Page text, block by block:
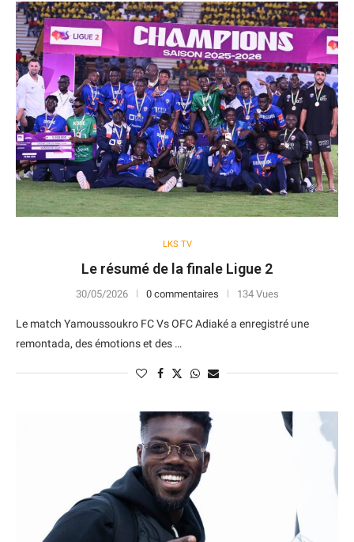
LKS TV
Le résumé de la finale Ligue 2
30/05/2026 0 commentaires 134 Vues
Le match Yamoussoukro FC Vs OFC Adiaké a enregistré une
remontada, des émotions et des …